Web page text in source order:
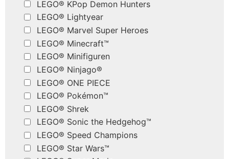
LEGO® KPop Demon Hunters
LEGO® Lightyear
LEGO® Marvel Super Heroes
LEGO® Minecraft™
LEGO® Minifiguren
LEGO® Ninjago®
LEGO® ONE PIECE
LEGO® Pokémon™
LEGO® Shrek
LEGO® Sonic the Hedgehog™
LEGO® Speed Champions
LEGO® Star Wars™